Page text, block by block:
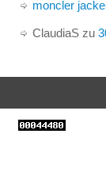
moncler
ClaudiaSzu